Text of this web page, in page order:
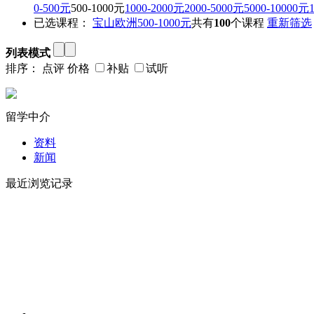
0-500元500-1000元1000-2000元2000-5000元5000-10000元
已选课程：
宝山欧洲 500-1000元共有100个课程 重新筛选
列表模式
排序：
点评 价格 补贴 试听
留学中介
资料
新闻
最近浏览记录